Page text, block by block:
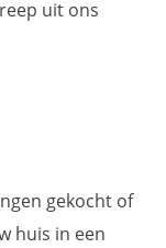
uit ons
gekocht of
huis in een